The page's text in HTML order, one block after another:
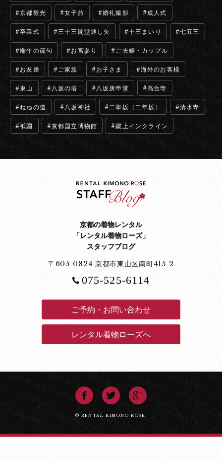
京都観光 女子旅 婚礼撮影 成人式
卒業式 三十三間堂通し矢 十三まいり 七五三
端午の節句 お宮参り ご夫婦・カップル
お友達 ご家族 お子さま 海外のお客様
東山 八坂の塔 八坂庚申堂 高台寺
ねねの道 八坂神社 二寧坂（二年坂） 清水寺
祇園 京都国立博物館 蹴上インクライン
京都の着物レンタル
「レンタル着物ローズ」
スタッフブログ
〒605-0824 京都市東山区南町415-2
075-525-6114
ご予約・お問い合わせ
レンタル着物ローズへ
© RENTAL KIMONO ROSE.